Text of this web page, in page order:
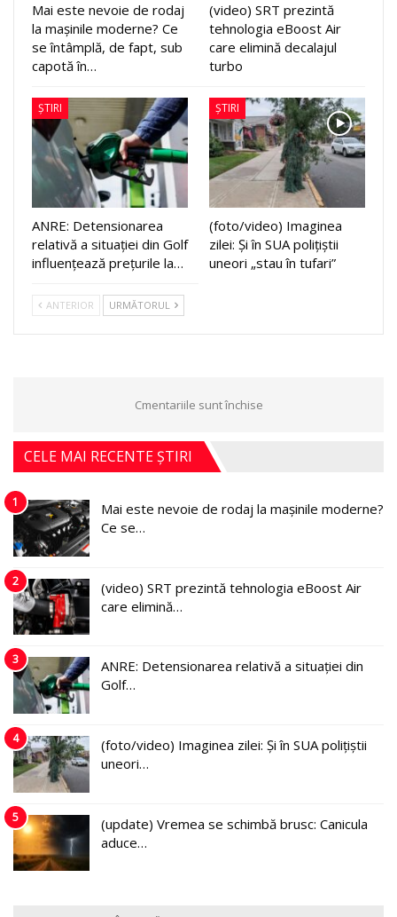
Mai este nevoie de rodaj
la mașinile moderne? Ce
se întâmplă, de fapt, sub
capotă în…
(video) SRT prezintă
tehnologia eBoost Air
care elimină decalajul
turbo
ȘTIRI
ANRE: Detensionarea
relativă a situației din Golf
influențează prețurile la…
ȘTIRI
(foto/video) Imaginea
zilei: Și în SUA polițiștii
uneori „stau în tufari”
ANTERIOR URMĂTORUL
Cmentariile sunt închise
CELE MAI RECENTE ȘTIRI
1
Mai este nevoie de rodaj la mașinile moderne?
Ce se…
2
(video) SRT prezintă tehnologia eBoost Air
care elimină…
3
ANRE: Detensionarea relativă a situației din
Golf…
4
(foto/video) Imaginea zilei: Și în SUA polițiștii
uneori…
5
(update) Vremea se schimbă brusc: Canicula
aduce…